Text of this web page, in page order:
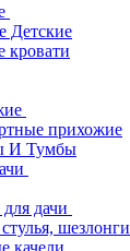
Детские
кровати
прихожие
И Тумбы
дачи
шезлонги
качели